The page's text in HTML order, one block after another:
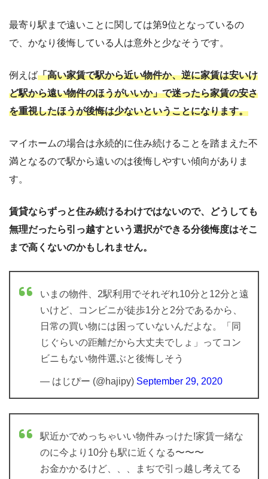
最寄り駅まで遠いことに関しては第9位となっているの
で、かなり後悔している人は意外と少なそうです。
例えば「高い家賃で駅から近い物件か、逆に家賃は安いけ
ど駅から遠い物件のほうがいいか」で迷ったら家賃の安さ
を重視したほうが後悔は少ないということになります。
マイホームの場合は永続的に住み続けることを踏まえた不
満となるので駅から遠いのは後悔しやすい傾向がありま
す。
賃貸ならずっと住み続けるわけではないので、どうしても
無理だったら引っ越すという選択ができる分後悔度はそこ
まで高くないのかもしれません。
いまの物件、2駅利用でそれぞれ10分と12分と遠
いけど、コンビニが徒歩1分と2分であるから、
日常の買い物には困っていないんだよな。「同
じぐらいの距離だから大丈夫でしょ」ってコン
ビニもない物件選ぶと後悔しそう
— はじぴー (@hajipy) September 29, 2020
駅近かでめっちゃいい物件みっけた!家賃一緒な
のに今より10分も駅に近くなる〜〜〜
お金かかるけど、、、まぢで引っ越し考えてる